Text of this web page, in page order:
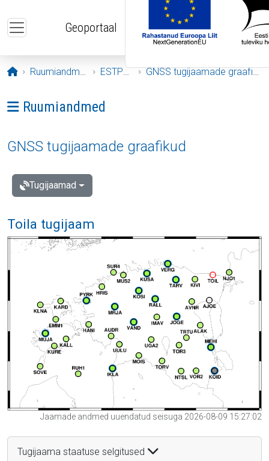
Geoportaal
Avaleht
Ruumiandmed ESTPOS GNSS tugijaamade graafikud
Ava menüü: Ruumiandmed
Ruumiandmed
GNSS tugijaamade graafikud
Tugijaamad
Toila tugijaam
Jaamade andmed uuendatud seisuga 2026-08-09 15:27:02
Tugijaama staatuse selgitused